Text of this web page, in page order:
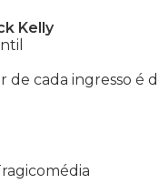
Kelly
de cada ingresso é